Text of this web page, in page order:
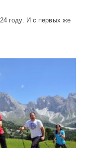
году. И с первых же